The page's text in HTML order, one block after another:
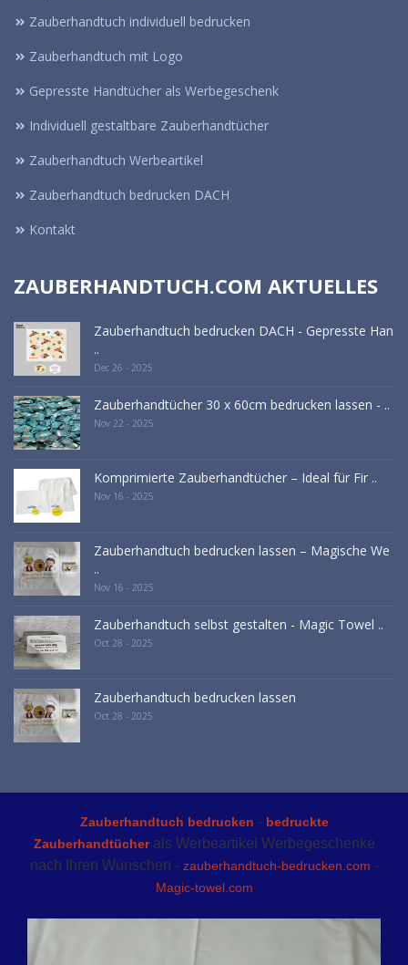
Zauberhandtuch individuell bedrucken
Zauberhandtuch mit Logo
Gepresste Handtücher als Werbegeschenk
Individuell gestaltbare Zauberhandtücher
Zauberhandtuch Werbeartikel
Zauberhandtuch bedrucken DACH
Kontakt
ZAUBERHANDTUCH.COM AKTUELLES
Zauberhandtuch bedrucken DACH - Gepresste Han
..
Dec 26 - 2025
Zauberhandtücher 30 x 60cm bedrucken lassen - ..
Nov 22 - 2025
Komprimierte Zauberhandtücher – Ideal für Fir ..
Nov 16 - 2025
Zauberhandtuch bedrucken lassen – Magische We
..
Nov 16 - 2025
Zauberhandtuch selbst gestalten - Magic Towel ..
Oct 28 - 2025
Zauberhandtuch bedrucken lassen
Oct 28 - 2025
Zauberhandtuch bedrucken - bedruckte
Zauberhandtücherals Werbeartikel Werbegeschenke
nach Ihren Wünschen - zauberhandtuch-bedrucken.com -
Magic-towel.com